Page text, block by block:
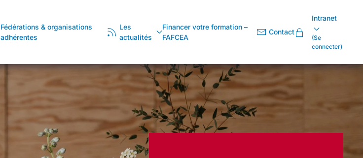
Fédérations & organisations
adhérentes
Les
actualités
Financer votre formation –
FAFCEA
Contact
Intranet
(Se
connecter)